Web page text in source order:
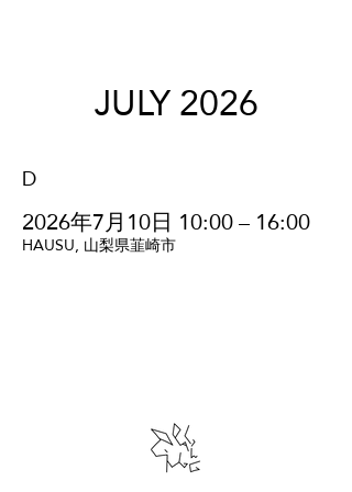
JULY 2026
D
2026年7月10日 10:00 – 16:00
HAUSU, 山梨県韮崎市